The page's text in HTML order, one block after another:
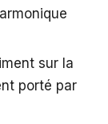
sur la
porté par